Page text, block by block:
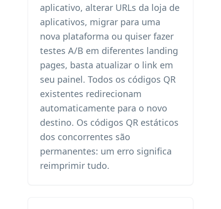
aplicativo, alterar URLs da loja de
aplicativos, migrar para uma
nova plataforma ou quiser fazer
testes A/B em diferentes landing
pages, basta atualizar o link em
seu painel. Todos os códigos QR
existentes redirecionam
automaticamente para o novo
destino. Os códigos QR estáticos
dos concorrentes são
permanentes: um erro significa
reimprimir tudo.